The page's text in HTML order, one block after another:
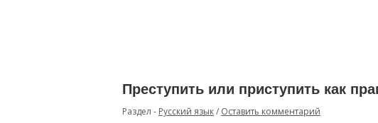
Преступить или приступить как
Раздел - Русский язык/ Оставить комментарий